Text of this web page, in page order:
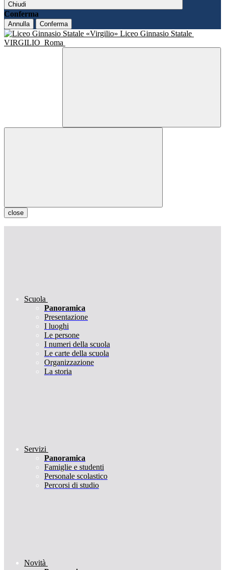
Chiudi
Conferma
Annulla Conferma
Liceo Ginnasio Statale
VIRGILIO Roma
close
Scuola
Panoramica
Presentazione
I luoghi
Le persone
I numeri della scuola
Le carte della scuola
Organizzazione
La storia
Servizi
Panoramica
Famiglie e studenti
Personale scolastico
Percorsi di studio
Novità